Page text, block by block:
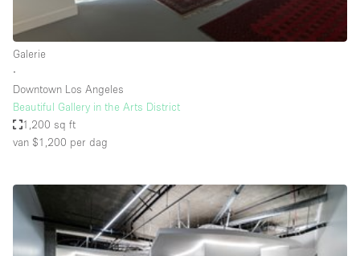
Keuken
Kledingrek
Meerdere kamers
Paskamers
Privé-parkeerplaats
RAW
Galerie
∙
Downtown Los Angeles
Beautiful Gallery in the Arts District
1,200 sq ft
van $1,200 per dag